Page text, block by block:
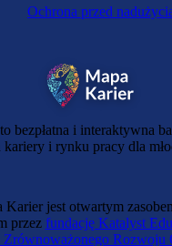
bezpłatna i interaktywna
kariery i rynku pracy dla
Ochrona przed
jest otwartym
przez fundację Katalyst
Zrównoważonego Rozwoju